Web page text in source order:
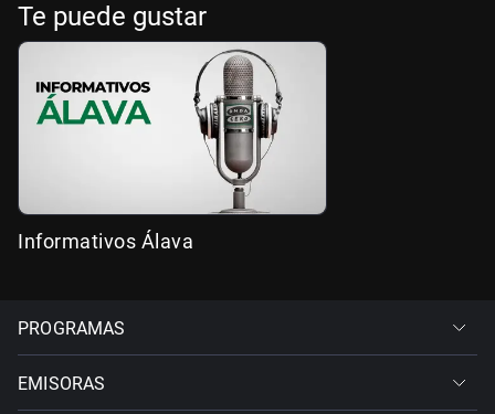
Te puede gustar
Informativos Álava
PROGRAMAS
EMISORAS